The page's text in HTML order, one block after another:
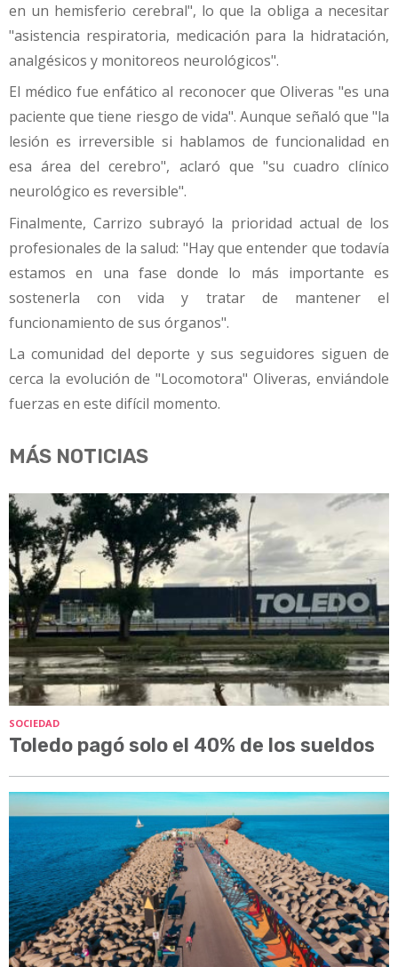
en un hemisferio cerebral", lo que la obliga a necesitar
"asistencia respiratoria, medicación para la hidratación,
analgésicos y monitoreos neurológicos".
El médico fue enfático al reconocer que Oliveras "es una
paciente que tiene riesgo de vida". Aunque señaló que "la
lesión es irreversible si hablamos de funcionalidad en
esa área del cerebro", aclaró que "su cuadro clínico
neurológico es reversible".
Finalmente, Carrizo subrayó la prioridad actual de los
profesionales de la salud: "Hay que entender que todavía
estamos en una fase donde lo más importante es
sostenerla con vida y tratar de mantener el
funcionamiento de sus órganos".
La comunidad del deporte y sus seguidores siguen de
cerca la evolución de "Locomotora" Oliveras, enviándole
fuerzas en este difícil momento.
MÁS NOTICIAS
SOCIEDAD
Toledo pagó solo el 40% de los sueldos